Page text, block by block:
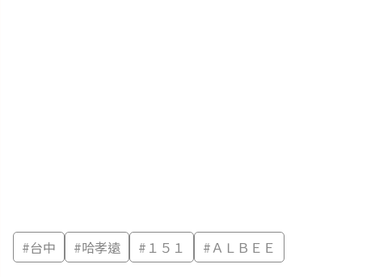
#台中 #哈孝遠 # １５１ #ＡＬＢＥＥ